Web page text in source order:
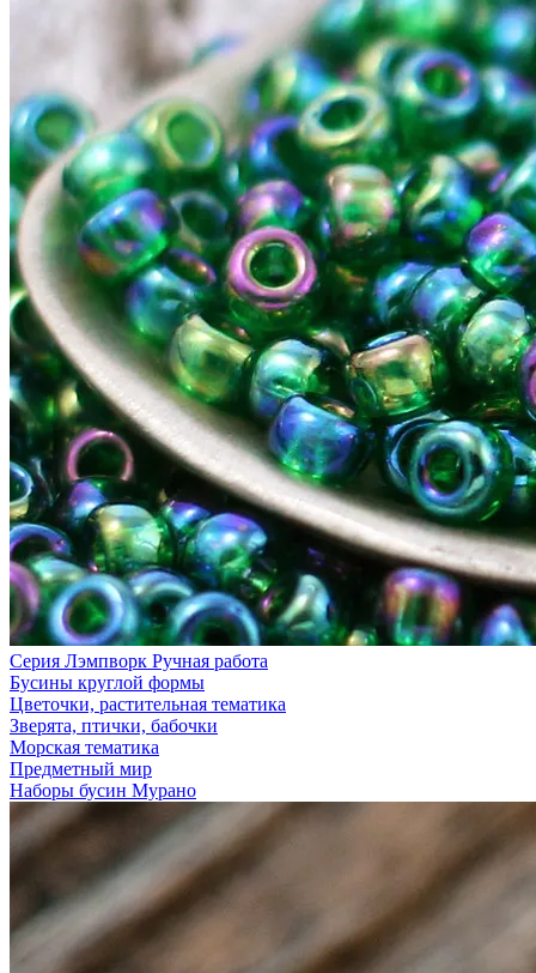
Серия Лэмпворк Ручная работа
Бусины круглой формы
Цветочки, растительная тематика
Зверята, птички, бабочки
Морская тематика
Предметный мир
Наборы бусин Мурано